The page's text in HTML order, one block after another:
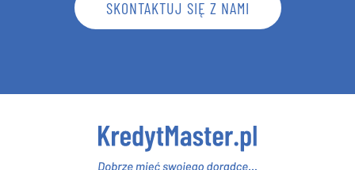
SKONTAKTUJ SIĘ Z NAMI